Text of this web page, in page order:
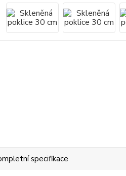
specifikace